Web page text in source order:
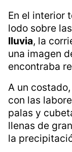
Ni los
Además del
casas, la
una
Andador
En el interior
lodo sobre
lluvia , la
una imagen
encontraba